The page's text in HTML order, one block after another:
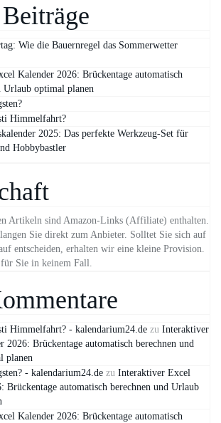
Wie die Bauernregel das Sommerwetter
Kalender 2026: Brückentage automatisch
Urlaub optimal planen
Himmelfahrt?
2025: Das perfekte Werkzeug-Set für
Hobbybastler
Artikeln sind Amazon-Links (Affiliate) enthalten.
Sie direkt zum Anbieter. Solltet Sie sich auf
entscheiden, erhalten wir eine kleine Provision.
Sie in keinem Fall.
Himmelfahrt? - kalendarium24.de zu Interaktiver
2026: Brückentage automatisch berechnen und
planen
- kalendarium24.de zu Interaktiver Excel
Brückentage automatisch berechnen und Urlaub
Kalender 2026: Brückentage automatisch